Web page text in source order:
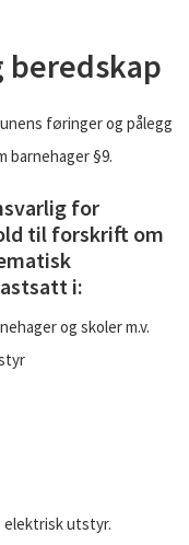
føringer og pålegg
barnehager §9.
for
til forskrift om
i:
og skoler m.v.
elektrisk utstyr.